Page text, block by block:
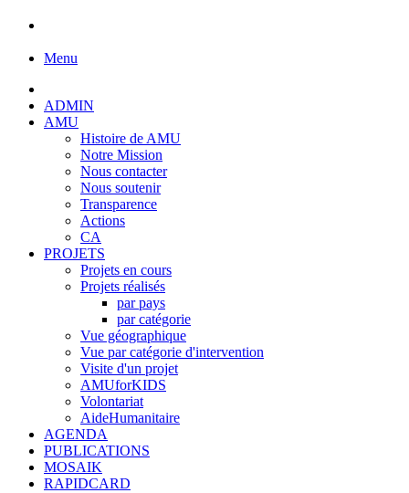
Menu
ADMIN
AMU
Histoire de AMU
Notre Mission
Nous contacter
Nous soutenir
Transparence
Actions
CA
PROJETS
Projets en cours
Projets réalisés
par pays
par catégorie
Vue géographique
Vue par catégorie d'intervention
Visite d'un projet
AMUforKIDS
Volontariat
AideHumanitaire
AGENDA
PUBLICATIONS
MOSAIK
RAPIDCARD